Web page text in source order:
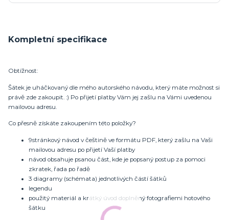
Kompletní specifikace
Obtížnost:
Šátek je uháčkovaný dle mého autorského návodu, který máte možnost si
právě zde zakoupit. :) Po přijetí platby Vám jej zašlu na Vámi uvedenou
mailovou adresu.
Co přesně získáte zakoupením této položky?
9stránkový návod v češtině ve formátu PDF, který zašlu na Vaši
mailovou adresu po přijetí Vaší platby
návod obsahuje psanou část, kde je popsaný postup za pomoci
zkratek, řada po řadě
3 diagramy (schémata) jednotlivých částí šátků
legendu
použitý materiál a krátký úvod doplněný fotografiemi hotového
šátku